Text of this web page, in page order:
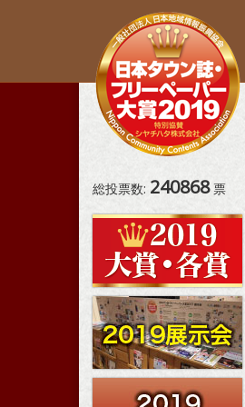
総投票数: 240868票